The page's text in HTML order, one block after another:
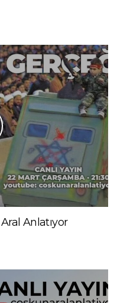
Anlatıyor